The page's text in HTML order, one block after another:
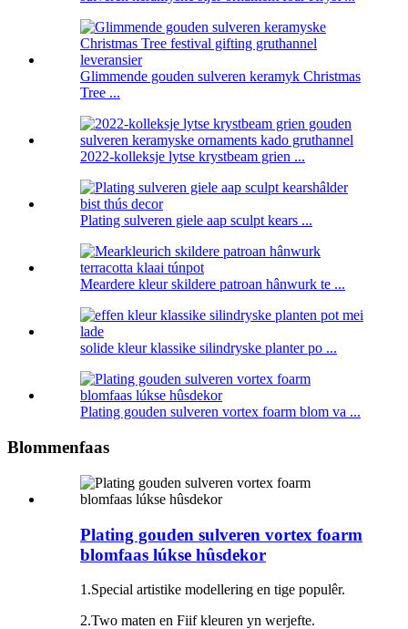
Glimmende gouden sulveren keramyk Christmas
Tree ...
2022-kolleksje lytse krystbeam grien ...
Plating sulveren giele aap sculpt kears ...
Meardere kleur skildere patroan hânwurk te ...
solide kleur klassike silindryske planter po ...
Plating gouden sulveren vortex foarm blom va ...
Blommenfaas
Plating gouden sulveren vortex foarm
blomfaas lúkse hûsdekor
1.Special artistike modellering en tige populêr.
2.Two maten en Fiif kleuren yn werjefte.